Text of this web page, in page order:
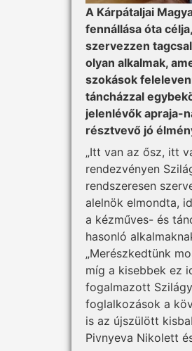
A Kárpátaljai
fennállása óta
szervezzen
olyan alkalmak,
szokások
táncházzal
jelenlévők apraja-
résztvevő jó
„Itt van az ősz, itt
rendezvényen
rendszeresen
alelnök elmondta,
a kézműves- és
hasonló
„Merészkedtünk
míg a kisebbek ez
fogalmazott
foglalkozások a
is az újszülött
Pivnyeva Nikolett